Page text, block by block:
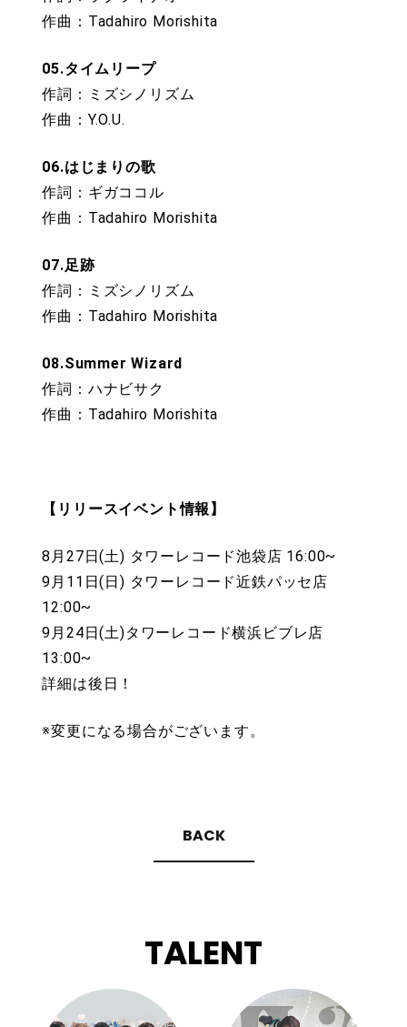
作曲：Tadahiro Morishita
05.タイムリープ
作詞：ミズシノリズム
作曲：Y.O.U.
06.はじまりの歌
作詞：ギガココル
作曲：Tadahiro Morishita
07.足跡
作詞：ミズシノリズム
作曲：Tadahiro Morishita
08.Summer Wizard
作詞：ハナビサク
作曲：Tadahiro Morishita
【リリースイベント情報】
8月27日(土) タワーレコード池袋店 16:00~
9月11日(日) タワーレコード近鉄パッセ店
12:00~
9月24日(土)タワーレコード横浜ビブレ店
13:00~
詳細は後日！
※変更になる場合がございます。
BACK
TALENT